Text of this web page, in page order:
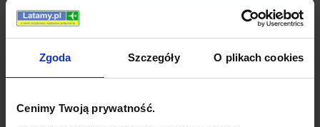
Zgoda Szczegóły O plikach cookies
Cenimy Twoją prywatność.
PUERTO PLATA
TYP POŁĄCZENIA
REZERWACJA